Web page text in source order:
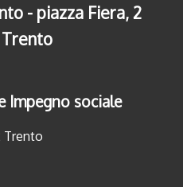
- piazza Fiera, 2
Trento
Impegno sociale
Trento